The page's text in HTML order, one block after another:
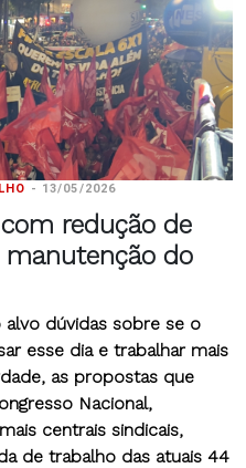
- 13/05/2026
redução de
do
alvo dúvidas sobre se o
esse dia e trabalhar mais
as propostas que
Nacional,
centrais sindicais,
de trabalho das atuais 44